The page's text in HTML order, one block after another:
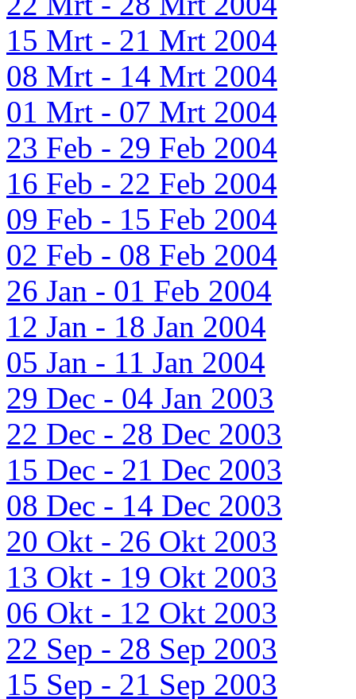
15 Mrt - 21 Mrt 2004
08 Mrt - 14 Mrt 2004
01 Mrt - 07 Mrt 2004
23 Feb - 29 Feb 2004
16 Feb - 22 Feb 2004
09 Feb - 15 Feb 2004
02 Feb - 08 Feb 2004
26 Jan - 01 Feb 2004
12 Jan - 18 Jan 2004
05 Jan - 11 Jan 2004
29 Dec - 04 Jan 2003
22 Dec - 28 Dec 2003
15 Dec - 21 Dec 2003
08 Dec - 14 Dec 2003
20 Okt - 26 Okt 2003
13 Okt - 19 Okt 2003
06 Okt - 12 Okt 2003
22 Sep - 28 Sep 2003
15 Sep - 21 Sep 2003